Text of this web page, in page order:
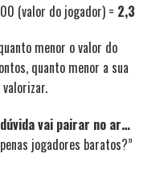
(valor do jogador) = 2,3
menor o valor do
quanto menor a sua
vai pairar no ar…
jogadores baratos?”